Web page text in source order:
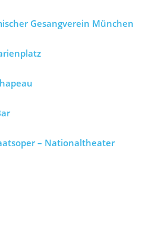
Gesangverein München
– Nationaltheater